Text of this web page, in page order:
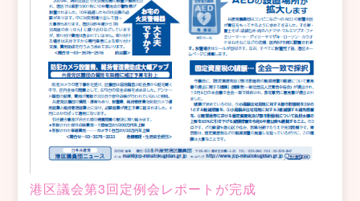
港区議会第3回定例会レポートが完成